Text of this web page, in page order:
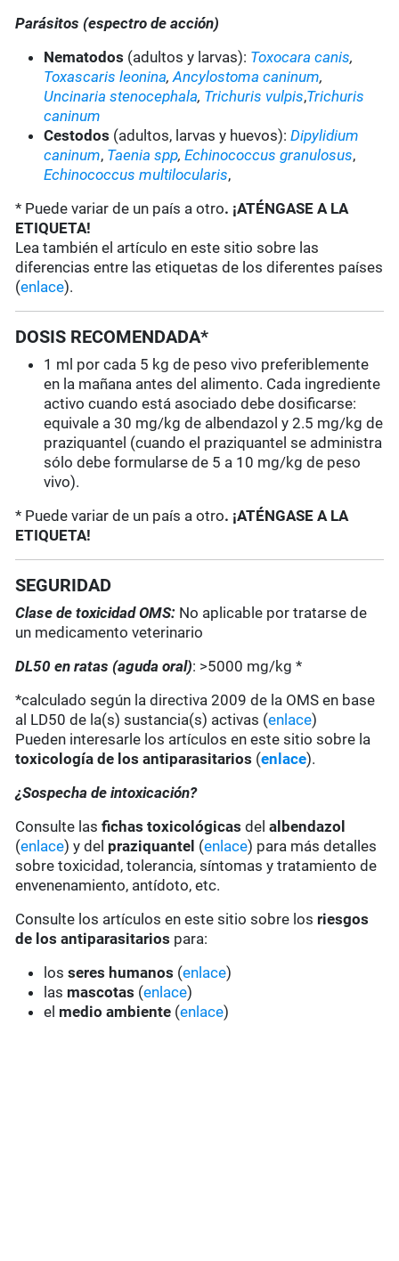
Parásitos (espectro de acción)
Nematodos (adultos y larvas): Toxocara canis,
Toxascaris leonina,Ancylostoma caninum,
Uncinaria stenocephala, Trichuris vulpis,Trichuris
caninum
Cestodos (adultos, larvas y huevos):Dipylidium
caninum, Taenia spp,Echinococcus granulosus,
Echinococcus multilocularis,
* Puede variar de un país a otro. ¡ATÉNGASE A LA
ETIQUETA!
Lea también el artículo en este sitio sobre las
diferencias entre las etiquetas de los diferentes países
(enlace).
DOSIS RECOMENDADA*
1 ml por cada 5 kg de peso vivo preferiblemente
en la mañana antes del alimento. Cada ingrediente
activo cuando está asociado debe dosificarse:
equivale a 30 mg/kg de albendazol y 2.5 mg/kg de
praziquantel (cuando el praziquantel se administra
sólo debe formularse de 5 a 10 mg/kg de peso
vivo).
* Puede variar de un país a otro. ¡ATÉNGASE A LA
ETIQUETA!
SEGURIDAD
Clase de toxicidad OMS: No aplicable por tratarse de
un medicamento veterinario
DL50 en ratas (aguda oral): >5000 mg/kg *
*calculado según la directiva 2009 de la OMS en base
al LD50 de la(s) sustancia(s) activas (enlace)
Pueden interesarle los artículos en este sitio sobre la
toxicología de los antiparasitarios (enlace).
¿Sospecha de intoxicación?
Consulte lasfichas toxicológicas delalbendazol
(enlace) y del praziquantel (enlace) para más detalles
sobre toxicidad, tolerancia, síntomas y tratamiento de
envenenamiento, antídoto, etc.
Consulte los artículos en este sitio sobre los riesgos
de los antiparasitarios para:
losseres humanos (enlace)
las mascotas (enlace)
el medio ambiente (enlace)